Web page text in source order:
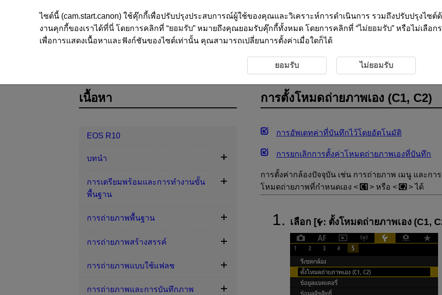
การตั้งโหมดถ่ายภาพเอง (C1, C2)
การตั้งโหมดถ่ายภาพเอง (C1, C2)
การอัพเดทค่าที่บันทึกไว้โดยอัตโนมัติ
การยกเลิกการตั้งค่าโหมดถ่ายภาพเองที่บันทึก
การตั้งค่ากล้องปัจจุบัน เช่น การถ่ายภาพ เมนู และก
โหมดถ่ายภาพที่กำหนดเอง
หรือ ได้
เลือก [ : ตั้งโหมดถ่ายภาพเอง (C1,
เนื้อหา
EOS R10
บทนำ
การเตรียมพร้อมและการทำงานขั้น
พื้นฐาน
การถ่ายภาพพื้นฐาน
การถ่ายภาพสร้างสรรค์
การถ่ายภาพแบบใช้แฟลช
การถ่ายภาพและการบันทึกภาพ
ไซต์นี้ (cam.start.canon) ใช้คุ๊กกี้เพื่อปรับปรุงประสบการณ์ผู้ใช้ของคุณและวิเคราะห์การดำเนินการ รวมถึงปรับปรุงไซ
งานคุกกี้ของเราได้ที่นี่โดยการคลิกที่ “ยอมรับ” หมายถึงคุณยอมรับคุ๊กกี้ทั้งหมด โดยการคลิกที่ “ไม่ยอมรับ” หรือไม่เลือก
เพื่อการแสดงเนื้อหาและฟังก์ชันของไซต์เท่านั้น คุณสามารถเปลี่ยนการตั้งค่าเมื่อใดก็ได้
ยอมรับ ไม่ยอมรับ